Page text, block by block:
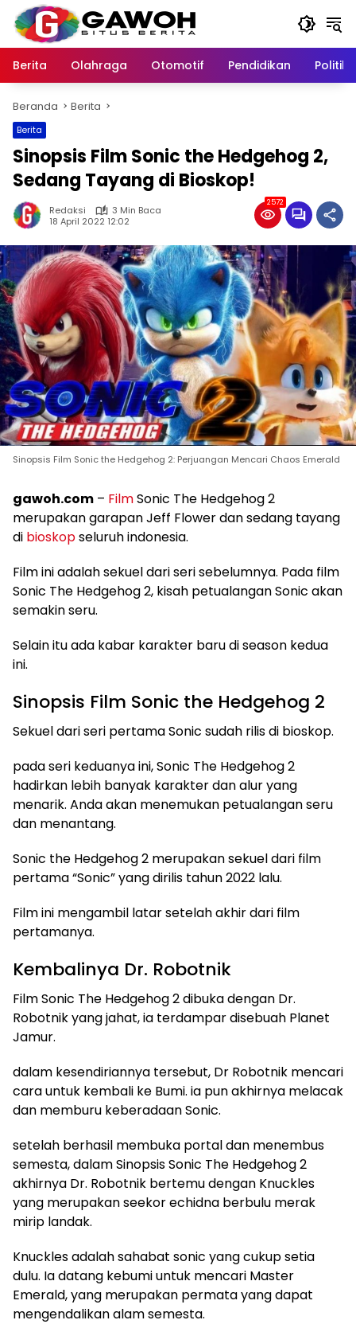
Langsung
konten
Berita
Olahraga Otomotif Pendidikan Politik
Beranda Berita
Berita
Sinopsis Film Sonic the Hedgehog 2,
Sedang Tayang di Bioskop!
Redaksi
3 Min Baca
18 April 2022 12:02
2572
Sinopsis Film Sonic the Hedgehog 2: Perjuangan Mencari Chaos Emerald
gawoh.com – FilmSonic The Hedgehog 2
merupakan garapan Jeff Flower dan sedang tayang
di bioskopseluruh indonesia.
Film ini adalah sekuel dari seri sebelumnya. Pada film
Sonic The Hedgehog 2, kisah petualangan Sonic akan
semakin seru.
Selain itu ada kabar karakter baru di season kedua
ini.
Sinopsis Film Sonic the Hedgehog 2
Sekuel dari seri pertama Sonic sudah rilis di bioskop.
pada seri keduanya ini, Sonic The Hedgehog 2
hadirkan lebih banyak karakter dan alur yang
menarik. Anda akan menemukan petualangan seru
dan menantang.
Sonic the Hedgehog 2 merupakan sekuel dari film
pertama “Sonic” yang dirilis tahun 2022 lalu.
Film ini mengambil latar setelah akhir dari film
pertamanya.
Kembalinya Dr. Robotnik
Film Sonic The Hedgehog 2 dibuka dengan Dr.
Robotnik yang jahat, ia terdampar disebuah Planet
Jamur.
dalam kesendiriannya tersebut, Dr Robotnik mencari
cara untuk kembali ke Bumi. ia pun akhirnya melacak
dan memburu keberadaan Sonic.
setelah berhasil membuka portal dan menembus
semesta, dalam Sinopsis Sonic The Hedgehog 2
akhirnya Dr. Robotnik bertemu dengan Knuckles
yang merupakan seekor echidna berbulu merak
mirip landak.
Knuckles adalah sahabat sonic yang cukup setia
dulu. Ia datang kebumi untuk mencari Master
Emerald, yang merupakan permata yang dapat
mengendalikan alam semesta.